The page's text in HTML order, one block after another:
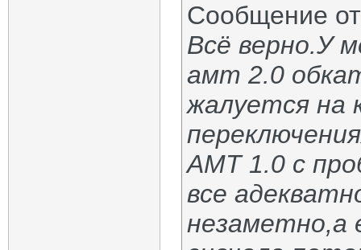
Сообщение
Всё верно.У
амт 2.0
жалуется на
АМТ 1.0 с
все
незаметно,а